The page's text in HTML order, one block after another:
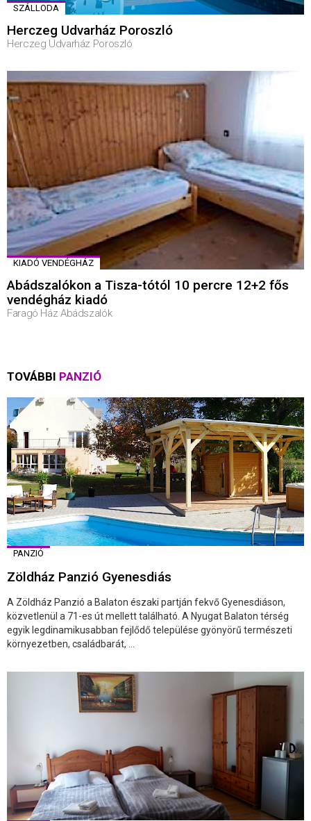
SZÁLLODA
Herczeg Udvarház Poroszló
Herczeg Udvarház Poroszló
KIADÓ VENDÉGHÁZ
Abádszalókon a Tisza-tótól 10 percre 12+2 fős
vendégház kiadó
Faragó Ház Abádszalók
TOVÁBBI PANZIÓ
PANZIÓ
Zöldház Panzió Gyenesdiás
A Zöldház Panzió a Balaton északi partján fekvő Gyenesdiáson,
közvetlenül a 71-es út mellett található. A Nyugat Balaton térség
egyik legdinamikusabban fejlődő települése gyönyörű természeti
környezetben, családbarát, ...